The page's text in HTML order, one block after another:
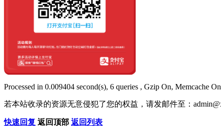
Processed in 0.009404 second(s), 6 queries , Gzip On, Memcache
若本站收录的资源无意侵犯了您的权益，请发邮件至：
快速回复 返回顶部 返回列表